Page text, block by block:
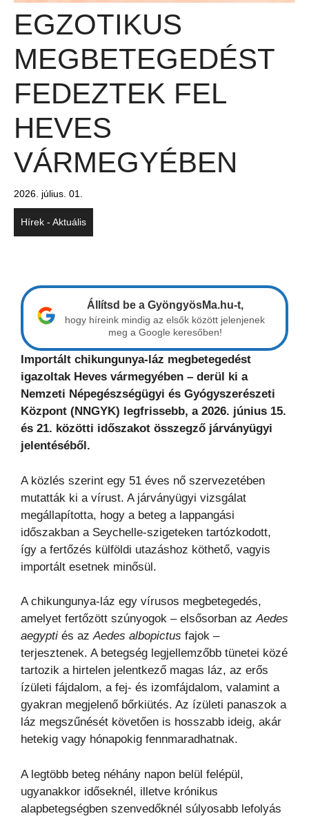
EGZOTIKUS
MEGBETEGEDÉST
FEDEZTEK FEL
HEVES
VÁRMEGYÉBEN
2026. július. 01.
Hírek - Aktuális
Állítsd be a GyöngyösMa.hu-t,
hogy híreink mindig az elsők között jelenjenek
meg a Google keresőben!
Importált chikungunya-láz megbetegedést
igazoltak Heves vármegyében – derül ki a
Nemzeti Népegészségügyi és Gyógyszerészeti
Központ (NNGYK) legfrissebb, a 2026. június 15.
és 21. közötti időszakot összegző járványügyi
jelentéséből.
A közlés szerint egy 51 éves nő szervezetében
mutatták ki a vírust. A járványügyi vizsgálat
megállapította, hogy a beteg a lappangási
időszakban a Seychelle-szigeteken tartózkodott,
így a fertőzés külföldi utazáshoz köthető, vagyis
importált esetnek minősül.
A chikungunya-láz egy vírusos megbetegedés,
amelyet fertőzött szúnyogok – elsősorban azAedes
aegypti és azAedes albopictus fajok –
terjesztenek. A betegség legjellemzőbb tünetei közé
tartozik a hirtelen jelentkező magas láz, az erős
ízületi fájdalom, a fej- és izomfájdalom, valamint a
gyakran megjelenő bőrkiütés. Az ízületi panaszok a
láz megszűnését követően is hosszabb ideig, akár
hetekig vagy hónapokig fennmaradhatnak.
A legtöbb beteg néhány napon belül felépül,
ugyanakkor időseknél, illetve krónikus
alapbetegségben szenvedőknél súlyosabb lefolyás